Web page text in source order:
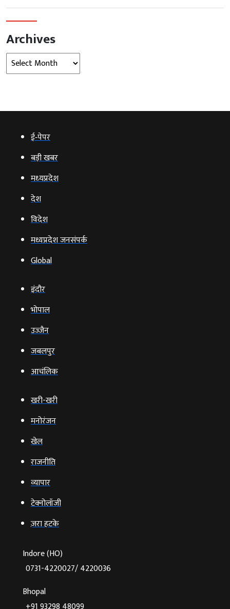
Archives
Archives
ई‑पेपर
बड़ी खबर
मध्‍यप्रदेश
देश
विदेश
मध्यप्रदेश जनसंपर्क
Global
इंदौर
भोपाल
उज्‍जैन
जबलपुर
आचंलिक
खरी-खरी
मनोरंजन
खेल
राजनीति
व्‍यापार
टेक्‍नोलॉजी
ज़रा हटके
Indore (HO)
0731-4220027/ 4220036
Bhopal